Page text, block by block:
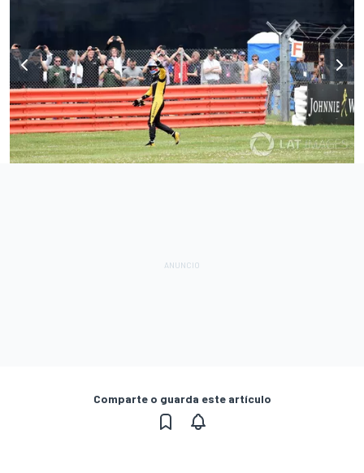
Comparte o guarda este artículo